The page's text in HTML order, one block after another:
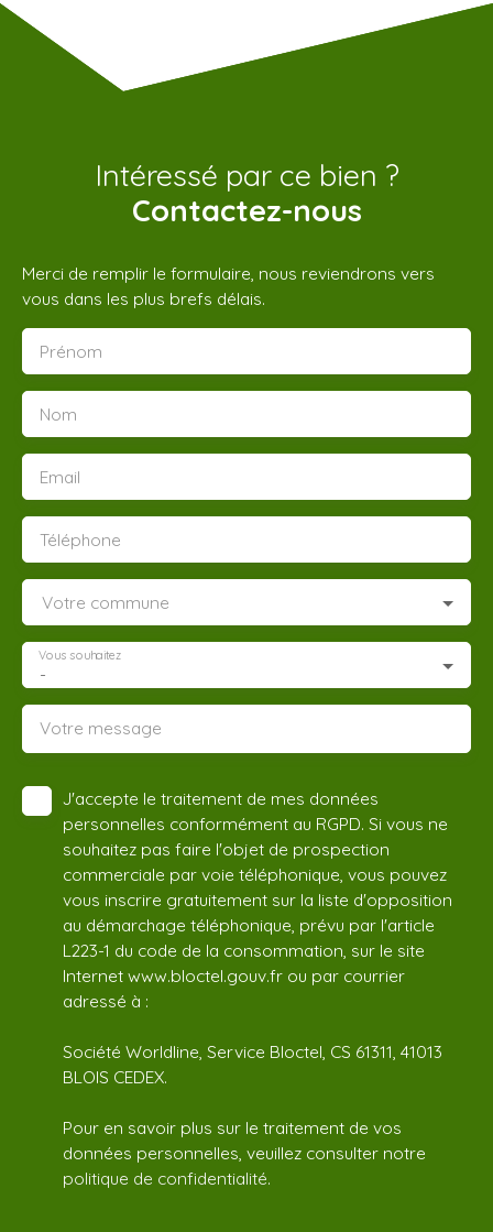
Intéressé par ce bien ?
Contactez-nous
Merci de remplir le formulaire, nous reviendrons vers
vous dans les plus brefs délais.
Prénom
Nom
Email
Téléphone
Votre commune
-
Vous souhaitez
Votre message
J'accepte le traitement de mes données
personnelles conformément au RGPD. Si vous ne
souhaitez pas faire l'objet de prospection
commerciale par voie téléphonique, vous pouvez
vous inscrire gratuitement sur la liste d'opposition
au démarchage téléphonique, prévu par l'article
L223-1 du code de la consommation, sur le site
Internet www.bloctel.gouv.fr ou par courrier
adressé à :
Société Worldline, Service Bloctel, CS 61311, 41013
BLOIS CEDEX.
Pour en savoir plus sur le traitement de vos
données personnelles, veuillez consulter notre
politique de confidentialité.